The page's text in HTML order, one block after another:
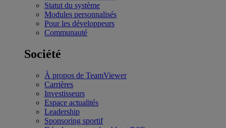
Statut du système
Modules personnalisés
Pour les développeurs
Communauté
Société
À propos de TeamViewer
Carrières
Investisseurs
Espace actualités
Leadership
Sponsoring sportif